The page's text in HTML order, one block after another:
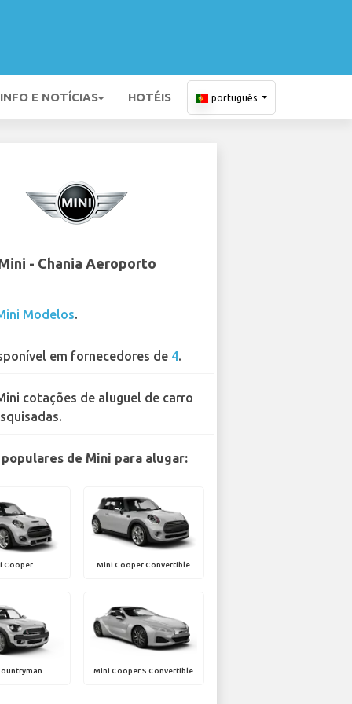
INFO E NOTÍCIAS HOTÉIS português
- Chania Aeroporto
Modelos.
em fornecedores de 4.
cotações de aluguel de carro
de Mini para alugar:
Cooper Mini Cooper Convertible
Mini Cooper S Convertible